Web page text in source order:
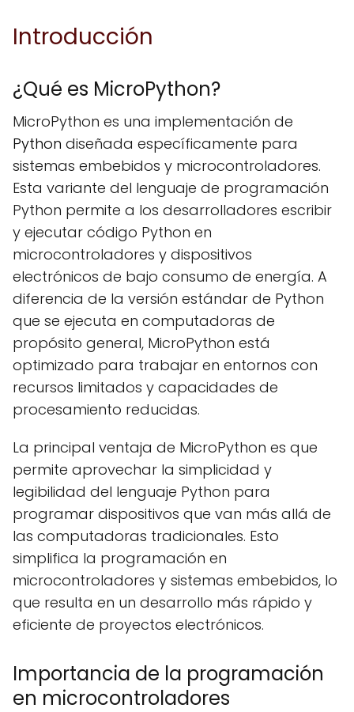
Introducción
¿Qué es MicroPython?
MicroPython es una implementación de
Python diseñada específicamente para
sistemas embebidos y microcontroladores.
Esta variante del lenguaje de programación
Python permite a los desarrolladores escribir
y ejecutar código Python en
microcontroladores y dispositivos
electrónicos de bajo consumo de energía. A
diferencia de la versión estándar de Python
que se ejecuta en computadoras de
propósito general, MicroPython está
optimizado para trabajar en entornos con
recursos limitados y capacidades de
procesamiento reducidas.
La principal ventaja de MicroPython es que
permite aprovechar la simplicidad y
legibilidad del lenguaje Python para
programar dispositivos que van más allá de
las computadoras tradicionales. Esto
simplifica la programación en
microcontroladores y sistemas embebidos, lo
que resulta en un desarrollo más rápido y
eficiente de proyectos electrónicos.
Importancia de la programación
en microcontroladores